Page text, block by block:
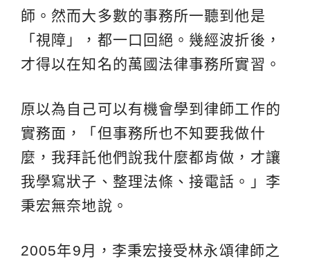
師。然而大多數的事務所一聽到他是
「視障」，都一口回絕。幾經波折後，
才得以在知名的萬國法律事務所實習。
原以為自己可以有機會學到律師工作的
實務面，「但事務所也不知要我做什
麼，我拜託他們說我什麼都肯做，才讓
我學寫狀子、整理法條、接電話。」李
秉宏無奈地說。
2005年9月，李秉宏接受林永頌律師之